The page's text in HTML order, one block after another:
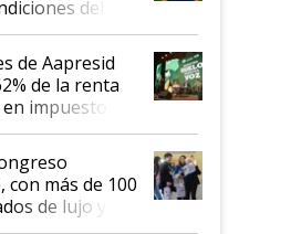
del
para invertir:
de Aapresid
de la renta
impuestos:
en
discutiendo
de hace 50
con más de 100
de lujo y